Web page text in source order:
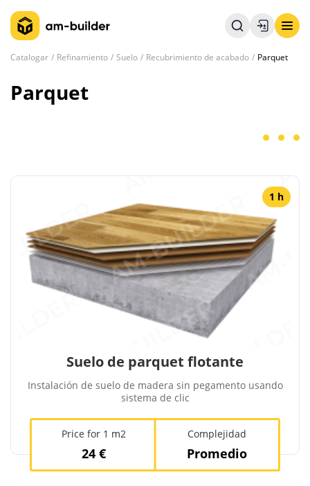
Catalogar Refinamiento Suelo Recubrimiento de acabado Parquet
Parquet
1 h
Suelo de parquet flotante
Instalación de suelo de madera sin pegamento usando
sistema de clic
Price for 1 m2
24 €
Complejidad
Promedio